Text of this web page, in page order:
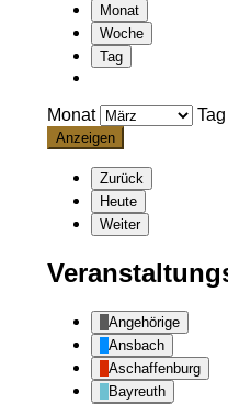
Monat
Woche
Tag
Monat Tag
Zurück
Heute
Weiter
Angehörige
Ansbach
Aschaffenburg
Bayreuth